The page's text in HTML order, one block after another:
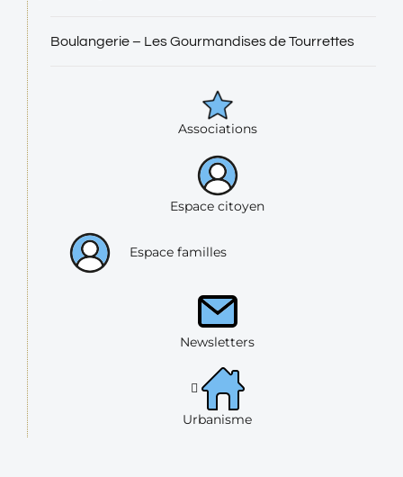
Boulangerie – Les Gourmandises de Tourrettes
Associations
Espace citoyen
Espace familles
Newsletters
Urbanisme